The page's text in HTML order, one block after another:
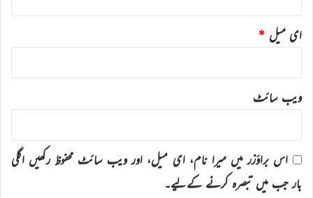
ای میل *
ویب‌ سائٹ
اس براؤزر میں میرا نام، ای میل، اور ویب سائٹ محفوظ رکھیں اگلی
بار جب میں تبصرہ کرنے کےلیے۔